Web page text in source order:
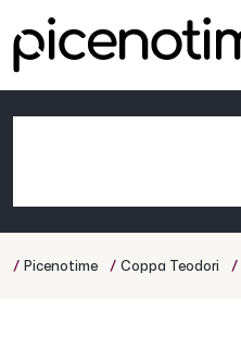
/ Picenotime / Coppa Teodori /